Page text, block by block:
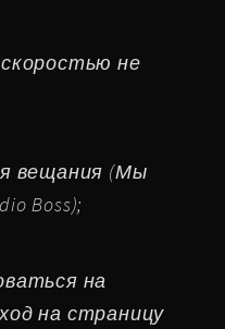
не
вещания (Мы
Boss);
на
на страницу